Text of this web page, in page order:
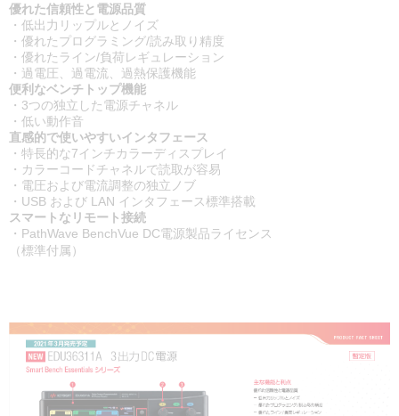
優れた信頼性と電源品質
・低出力リップルとノイズ
・優れたプログラミング/読み取り精度
・優れたライン/負荷レギュレーション
・過電圧、過電流、過熱保護機能
便利なベンチトップ機能
・3つの独立した電源チャネル
・低い動作音
直感的で使いやすいインタフェース
・特長的な7インチカラーディスプレイ
・カラーコードチャネルで読取が容易
・電圧および電流調整の独立ノブ
・USB および LAN インタフェース標準搭載
スマートなリモート接続
・PathWave BenchVue DC電源製品ライセンス
（標準付属）